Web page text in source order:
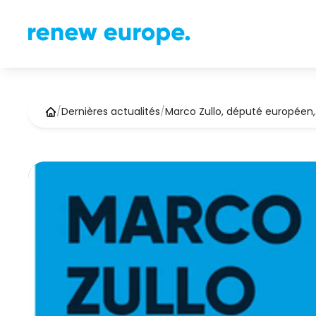
/Dernières actualités/Marco Zullo, député